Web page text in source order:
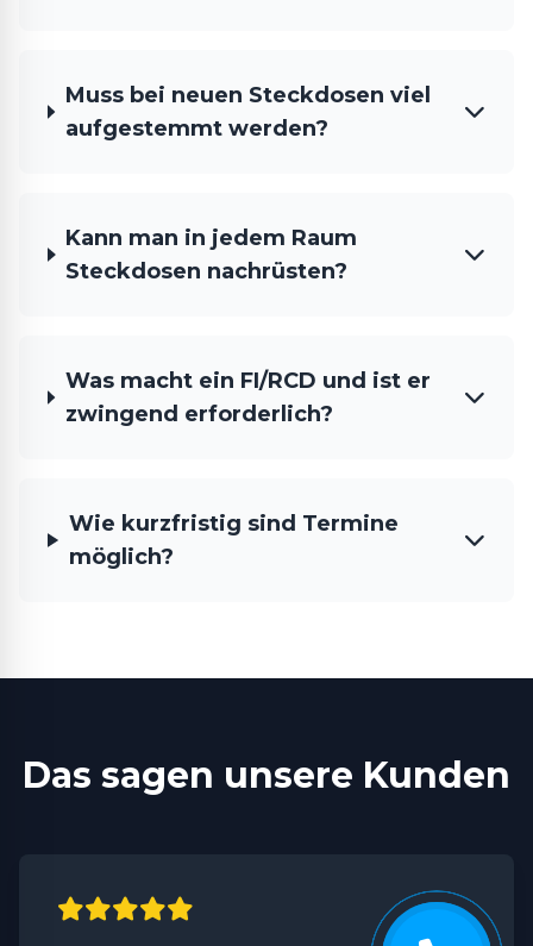
Muss bei neuen Steckdosen viel
aufgestemmt werden?
Kann man in jedem Raum
Steckdosen nachrüsten?
Was macht ein FI/RCD und ist er
zwingend erforderlich?
Wie kurzfristig sind Termine
möglich?
Das sagen unsere Kunden